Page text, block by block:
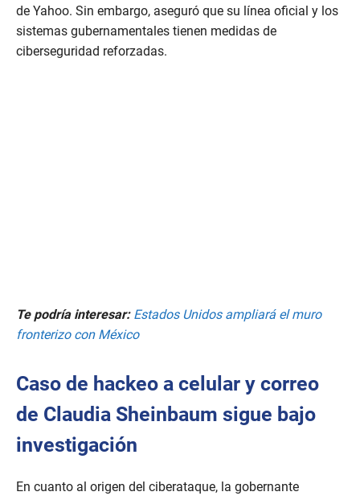
de Yahoo. Sin embargo, aseguró que su línea oficial y los
sistemas gubernamentales tienen medidas de
ciberseguridad reforzadas.
Te podría interesar: Estados Unidos ampliará el muro
fronterizo con México
Caso de hackeo a celular y correo
de Claudia Sheinbaum sigue bajo
investigación
En cuanto al origen del ciberataque, la gobernante